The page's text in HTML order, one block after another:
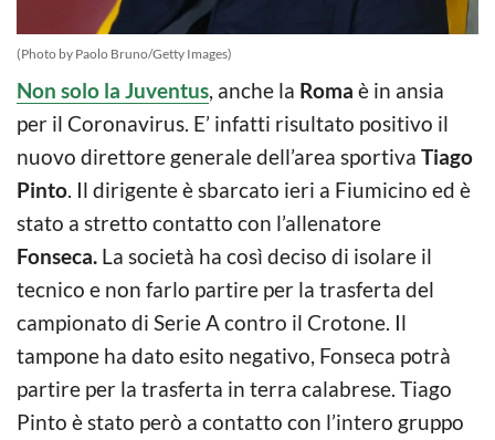
(Photo by Paolo Bruno/Getty Images)
Non solo la Juventus, anche la Roma è in ansia
per il Coronavirus. E’ infatti risultato positivo il
nuovo direttore generale dell’area sportiva Tiago
Pinto. Il dirigente è sbarcato ieri a Fiumicino ed è
stato a stretto contatto con l’allenatore
Fonseca. La società ha così deciso di isolare il
tecnico e non farlo partire per la trasferta del
campionato di Serie A contro il Crotone. Il
tampone ha dato esito negativo, Fonseca potrà
partire per la trasferta in terra calabrese. Tiago
Pinto è stato però a contatto con l’intero gruppo